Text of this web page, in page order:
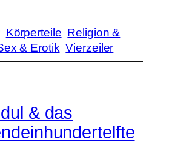
Körperteile Religion &
& Erotik Vierzeiler
& das